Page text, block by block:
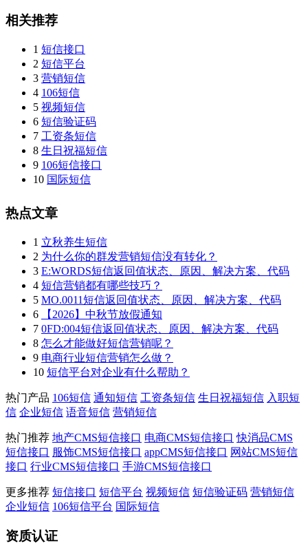
相关推荐
1 短信接口
2 短信平台
3 营销短信
4 106短信
5 视频短信
6 短信验证码
7 工资条短信
8 生日祝福短信
9 106短信接口
10 国际短信
热点文章
1 立秋养生短信
2 为什么你的群发营销短信没有转化？
3 E:WORDS短信返回值状态、原因、解决方案、代码
4 短信营销都有哪些技巧？
5 MO.0011短信返回值状态、原因、解决方案、代码
6
【2026】中秋节放假通知
7 0FD:004短信返回值状态、原因、解决方案、代码
8 怎么才能做好短信营销呢？
9 电商行业短信营销怎么做？
10 短信平台对企业有什么帮助？
热门产品 106短信 通知短信 工资条短信 生日祝福短信 入职短
信 企业短信 语音短信 营销短信
热门推荐 地产CMS短信接口 电商CMS短信接口 快消品CMS
短信接口 服饰CMS短信接口 appCMS短信接口 网站CMS短信
接口 行业CMS短信接口 手游CMS短信接口
更多推荐 短信接口 短信平台 视频短信 短信验证码 营销短信
企业短信 106短信平台 国际短信
资质认证